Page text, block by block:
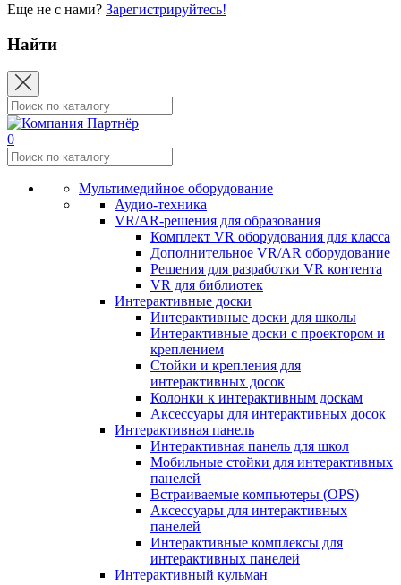
Еще не с нами? Зарегистрируйтесь!
Найти
0
Мультимедийное оборудование
Аудио-техника
VR/AR-решения для образования
Комплект VR оборудования для класса
Дополнительное VR/AR оборудование
Решения для разработки VR контента
VR для библиотек
Интерактивные доски
Интерактивные доски для школы
Интерактивные доски с проектором и
креплением
Стойки и крепления для
интерактивных досок
Колонки к интерактивным доскам
Аксессуары для интерактивных досок
Интерактивная панель
Интерактивная панель для школ
Мобильные стойки для интерактивных
панелей
Встраиваемые компьютеры (OPS)
Аксессуары для интерактивных
панелей
Интерактивные комплексы для
интерактивных панелей
Интерактивный кульман